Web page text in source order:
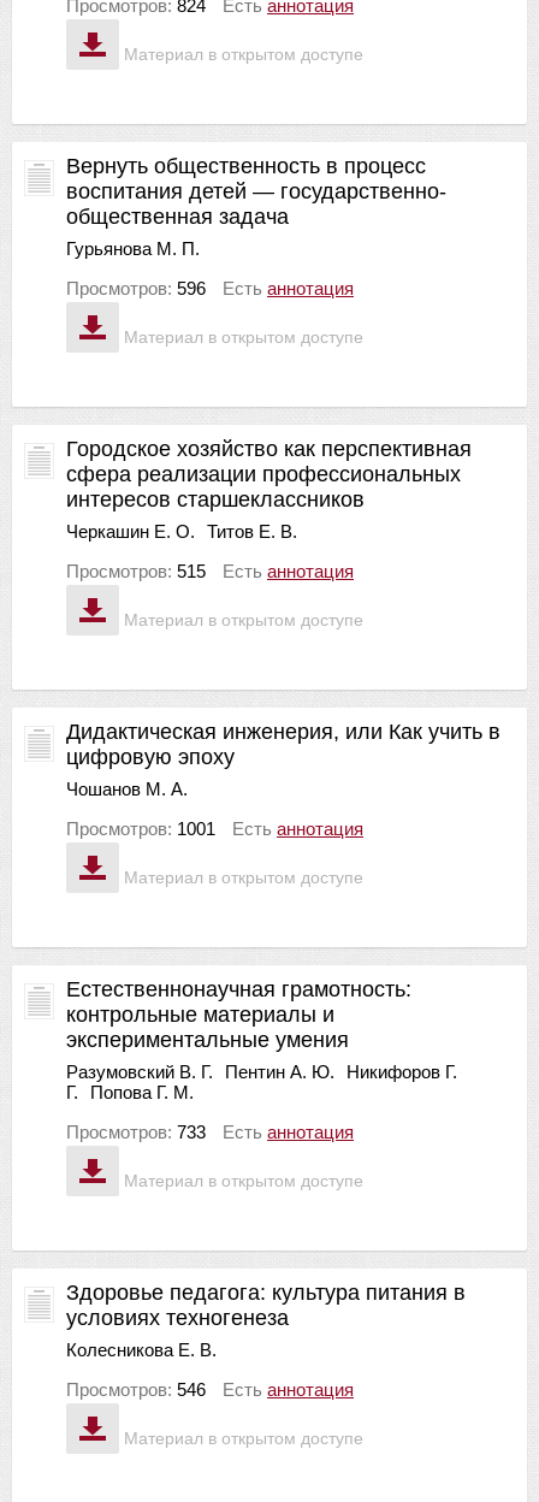
Материал в открытом доступе
Просмотров: 824 Есть аннотация
Материал в открытом доступе
Вернуть общественность в процесс
воспитания детей — государственно-
общественная задача
Гурьянова М. П.
Просмотров: 596 Есть аннотация
Материал в открытом доступе
Городское хозяйство как перспективная
сфера реализации профессиональных
интересов старшеклассников
Черкашин Е. О.
Титов Е. В.
Просмотров: 515 Есть аннотация
Материал в открытом доступе
Дидактическая инженерия, или Как учить в
цифровую эпоху
Чошанов М. А.
Просмотров: 1001 Есть аннотация
Материал в открытом доступе
Естественнонаучная грамотность:
контрольные материалы и
экспериментальные умения
Разумовский В. Г. Пентин А. Ю.
Никифоров Г.
Г.
Попова Г. М.
Просмотров: 733 Есть аннотация
Материал в открытом доступе
Здоровье педагога: культура питания в
условиях техногенеза
Колесникова Е. В.
Просмотров: 546 Есть аннотация